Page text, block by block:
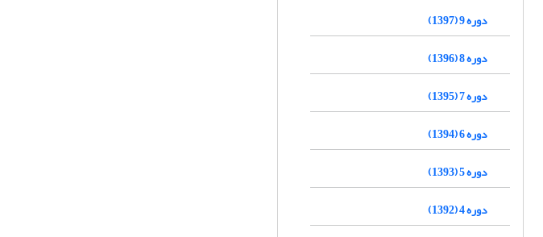
دوره 9 (1397)
دوره 8 (1396)
دوره 7 (1395)
دوره 6 (1394)
دوره 5 (1393)
دوره 4 (1392)